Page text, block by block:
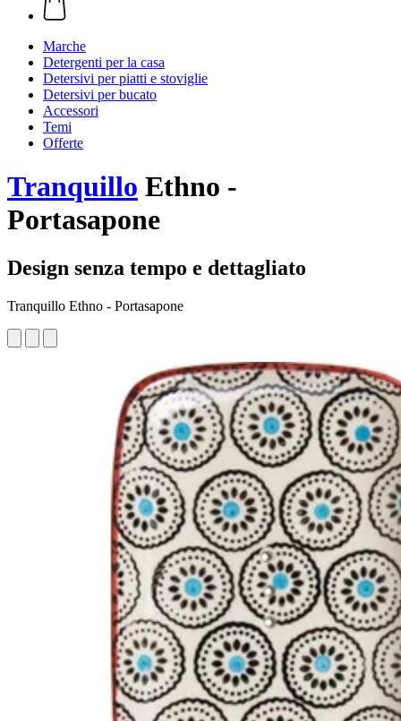
Marche
Detergenti per la casa
Detersivi per piatti e stoviglie
Detersivi per bucato
Accessori
Temi
Offerte
Tranquillo Ethno -
Portasapone
Design senza tempo e dettagliato
Tranquillo Ethno - Portasapone